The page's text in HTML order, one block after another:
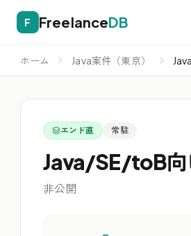
F FreelanceDB
ホーム Java案件（東京）
エンド直 常駐
Java/SE/toB向
非公開